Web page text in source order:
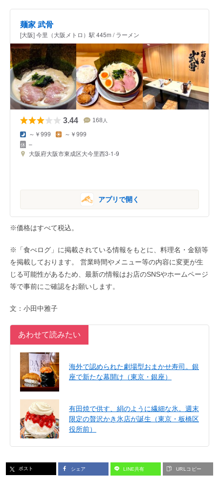
麺家 武骨
[大阪] 今里（大阪メトロ）駅 445m / ラーメン
3.44 168 人
～￥999 ～￥999
–
大阪府大阪市東成区大今里西3-1-9
アプリで開く
※価格はすべて税込。
※「食べログ」に掲載されている情報をもとに、料理名・金額等
を掲載しております。 営業時間やメニュー等の内容に変更が生
じる可能性があるため、最新の情報はお店のSNSやホームページ
等で事前にご確認をお願いします。
文：小田中雅子
あわせて読みたい
海外で認められた劇場型おまかせ寿司。銀
座で新たな幕開け（東京・銀座）
有田焼で供す、絹のように繊細な氷。週末
限定の贅沢かき氷店が誕生（東京・板橋区
役所前）
ポスト シェア LINE共有 URLコピー